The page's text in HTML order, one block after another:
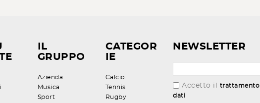
IL
GRUPPO
Azienda
Musica
Sport
CATEGOR
IE
Calcio
Tennis
Rugby
NEWSLETTER
Accetto il trattamento
dati